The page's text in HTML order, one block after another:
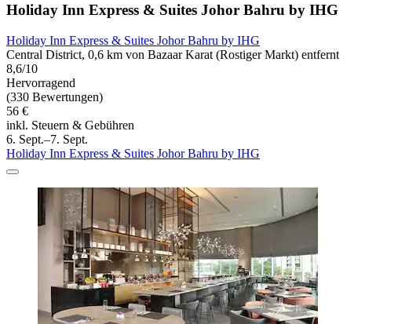
Holiday Inn Express & Suites Johor Bahru by IHG
Holiday Inn Express & Suites Johor Bahru by IHG
Central District, 0,6 km von Bazaar Karat (Rostiger Markt) entfernt
8,6/10
Hervorragend
(330 Bewertungen)
56 €
inkl. Steuern & Gebühren
6. Sept.–7. Sept.
Holiday Inn Express & Suites Johor Bahru by IHG